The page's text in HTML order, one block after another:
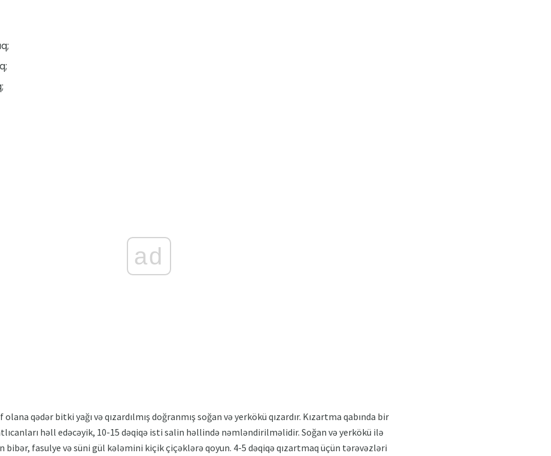
ad
qədər bitki yağı və qızardılmış doğranmış soğan və yerkökü qızardır. Kızartma qabında bir
həll edəcəyik, 10-15 dəqiqə isti salin həllində nəmləndirilməlidir. Soğan və yerkökü ilə
bibər, fasulye və süni gül kələmini kiçik çiçəklərə qoyun. 4-5 dəqiqə qızartmaq üçün tərəvəzləri